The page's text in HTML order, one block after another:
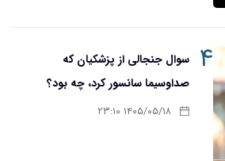
۴
سوال جنجالی از پزشکیان که
صدا‌و‌سیما سانسور کرد، چه بود؟
۱۴۰۵/۰۵/۱۸ ۲۳:۱۰